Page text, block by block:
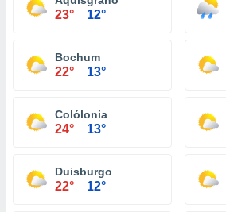
23° 12°
Bochum
22° 13°
Colólonia
24° 13°
Duisburgo
22° 12°